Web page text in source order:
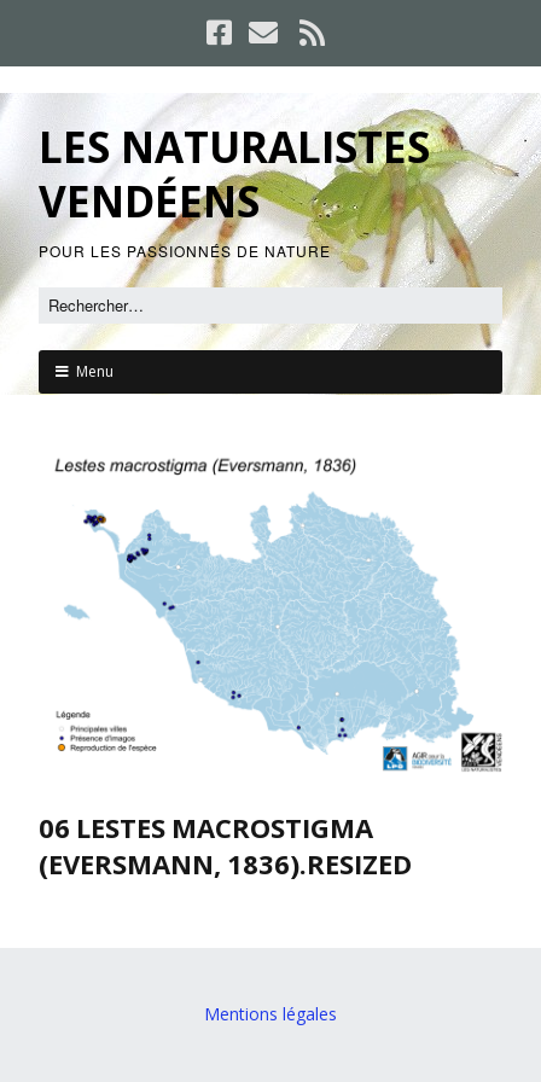
LES NATURALISTES
VENDÉENS
POUR LES PASSIONNÉS DE NATURE
Menu
06 LESTES MACROSTIGMA
(EVERSMANN, 1836).RESIZED
Mentions légales